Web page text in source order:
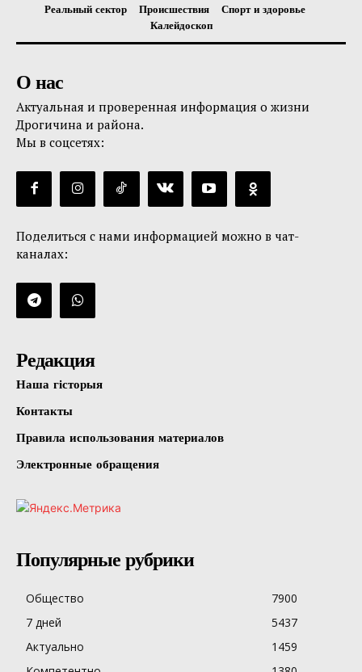
Реальный сектор
Происшествия
Спорт и здоровье
Калейдоскоп
О нас
Актуальная и проверенная информация о жизни
Дрогичина и района.
Мы в соцсетях:
Поделиться с нами информацией можно в чат-
каналах:
Редакция
Наша гісторыя
Контакты
Правила использования материалов
Электронные обращения
Популярные рубрики
Общество
7900
7 дней
5437
Актуально
1459